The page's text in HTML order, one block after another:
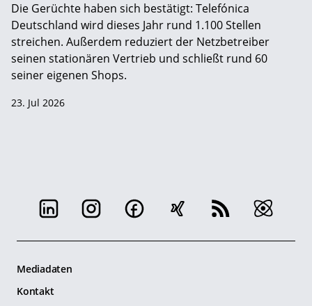
Die Gerüchte haben sich bestätigt: Telefónica
Deutschland wird dieses Jahr rund 1.100 Stellen
streichen. Außerdem reduziert der Netzbetreiber
seinen stationären Vertrieb und schließt rund 60
seiner eigenen Shops.
23. Jul 2026
Mediadaten
Kontakt